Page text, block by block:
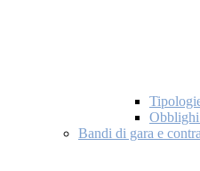
Obblighi
Bandi di gara e